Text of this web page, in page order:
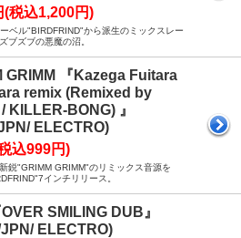
(税込1,200円)
ベル"BIRDFRIND"から派生のミックスレー
ブズブの悪魔の沼。
GRIMM 『Kazega Fuitara
remix (Remixed by
KILLER-BONG) 』
ELECTRO)
込999円)
鋭"GRIMM GRIMM"のリミックス音源を
インチリリース。
SMILING DUB』
ELECTRO)